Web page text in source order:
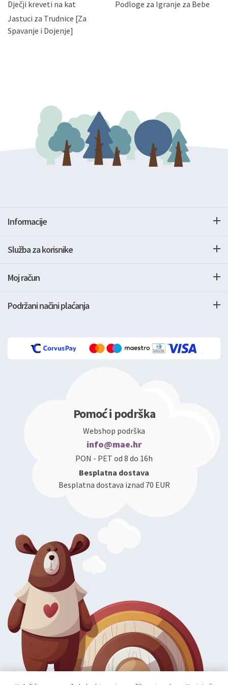
zatražiti prestanak aktivnosti obrade Vaših osobnih
podataka. Opoziv privole možete podnijeti poštom na
gore navedenu adresu ili e-mailom na adresu:
Dječji kreveti na kat
Podloge za Igranje za Bebe
Jastuci za Trudnice [Za
Spavanje i Dojenje]
Informacije
Služba za korisnike
Moj račun
Podržani načini plaćanja
Pomoć i podrška
Webshop podrška
info@mae.hr
PON - PET od 8 do 16h
Besplatna dostava
Besplatna dostava iznad 70 EUR